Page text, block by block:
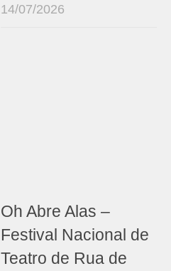
14/07/2026
Oh Abre Alas –
Festival Nacional de
Teatro de Rua de